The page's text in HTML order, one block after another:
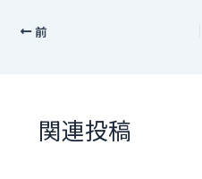
前
関連投稿